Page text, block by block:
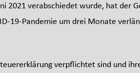
2021 verabschiedet wurde, hat der
19-Pandemie um drei Monate
verpflichtet sind und